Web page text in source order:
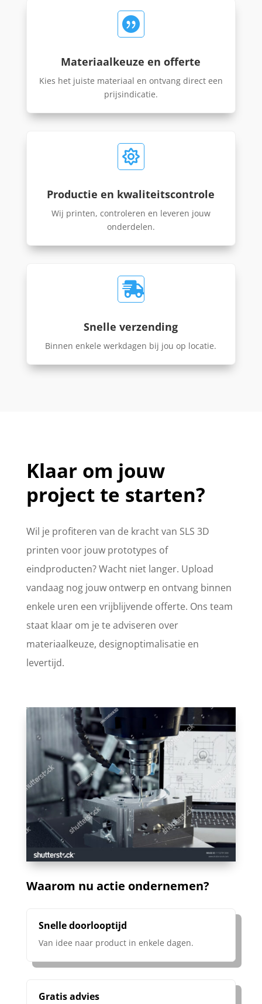

Materiaalkeuze en offerte
Kies het juiste materiaal en ontvang direct een
prijsindicatie.

Productie en kwaliteitscontrole
Wij printen, controleren en leveren jouw
onderdelen.

Snelle verzending
Binnen enkele werkdagen bij jou op locatie.
Klaar om jouw
project te starten?
Wil je profiteren van de kracht van SLS 3D
printen voor jouw prototypes of
eindproducten? Wacht niet langer. Upload
vandaag nog jouw ontwerp en ontvang binnen
enkele uren een vrijblijvende offerte. Ons team
staat klaar om je te adviseren over
materiaalkeuze, designoptimalisatie en
levertijd.
Waarom nu actie ondernemen?
Snelle doorlooptijd
Van idee naar product in enkele dagen.
Gratis advies